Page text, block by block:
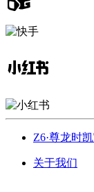
Z6·尊龙时
关于我们